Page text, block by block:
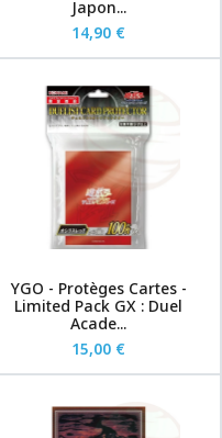
Japon...
14,90 €
YGO - Protèges Cartes -
Limited Pack GX : Duel
Acade...
15,00 €